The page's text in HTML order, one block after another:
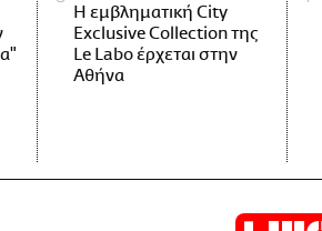
Η εμβληματική City
Exclusive Collection της
Le Labo έρχεται στην
Αθήνα